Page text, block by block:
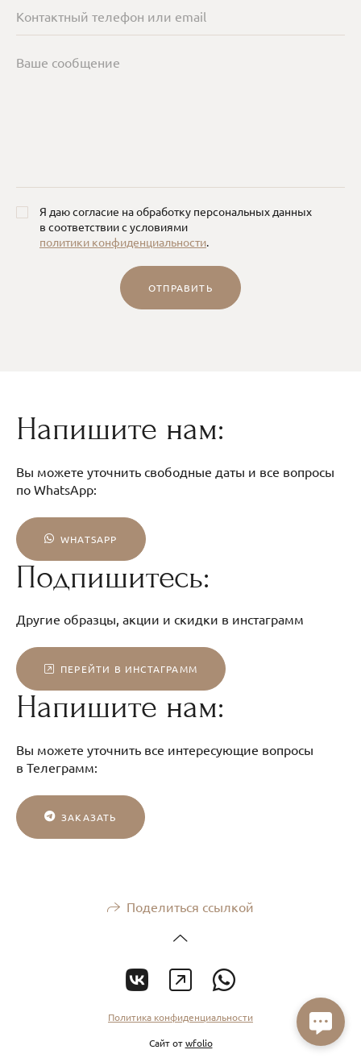
Я даю согласие на обработку персональных данных
в соответствии с условиями
политики конфиденциальности.
ОТПРАВИТЬ
Напишите нам:
Вы можете уточнить свободные даты и все вопросы
по WhatsApp:
WHATSAPP
Подпишитесь:
Другие образцы, акции и скидки в инстаграмм
ПЕРЕЙТИ В ИНСТАГРАММ
Напишите нам:
Вы можете уточнить все интересующие вопросы
в Телеграмм:
ЗАКАЗАТЬ
Поделиться ссылкой
Политика конфиденциальности
Сайт отwfolio